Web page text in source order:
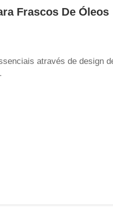
Frascos De Óleos
através de design